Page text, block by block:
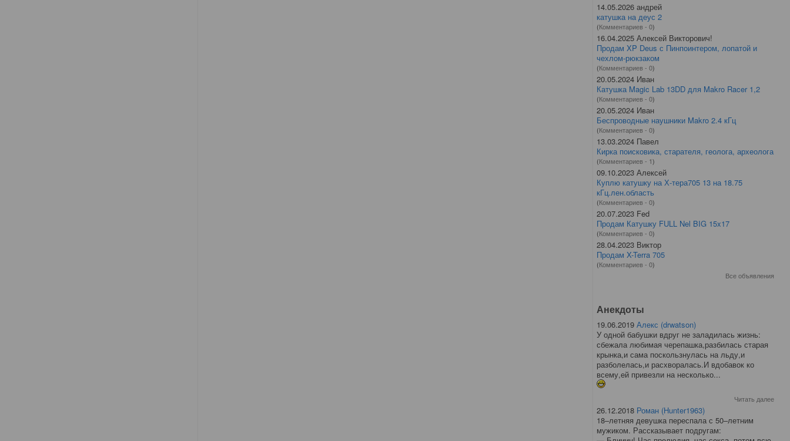
14.05.2026 андрей
катушка на деус 2
(Комментариев - 0)
16.04.2025 Алексей Викторович!
Продам XP Deus с Пинпоинтером, лопатой и
чехлом-рюкзаком
(Комментариев - 0)
20.05.2024 Иван
Катушка Magic Lab 13DD для Makro Racer 1,2
(Комментариев - 0)
20.05.2024 Иван
Беспроводные наушники Makro 2.4 кГц
(Комментариев - 0)
13.03.2024 Павел
Кирка поисковика, старателя, геолога, археолога
(Комментариев - 1)
09.10.2023 Алексей
Куплю катушку на Х-тера705 13 на 18.75
кГц.лен.область
(Комментариев - 0)
20.07.2023 Fed
Продам Катушку FULL Nel BIG 15x17
(Комментариев - 0)
28.04.2023 Виктор
Продам X-Terra 705
(Комментариев - 0)
Все объявления
Анекдоты
19.06.2019 Алекс (drwatson)
У одной бабушки вдруг не заладилась жизнь:
сбежала любимая черепашка,разбилась старая
крынка,и сама поскользнулась на льду,и
разболелась,и расхворалась.И вдобавок ко
всему,ей привезли на несколько...
Читать далее
26.12.2018 Роман (Hunter1963)
18–летняя девушка переспала с 50–летним
мужиком. Рассказывает подругам: